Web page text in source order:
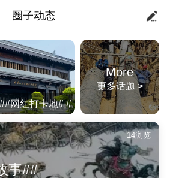
圈子动态
##网红打卡地# #
More
更多话题 >
14浏览
事##